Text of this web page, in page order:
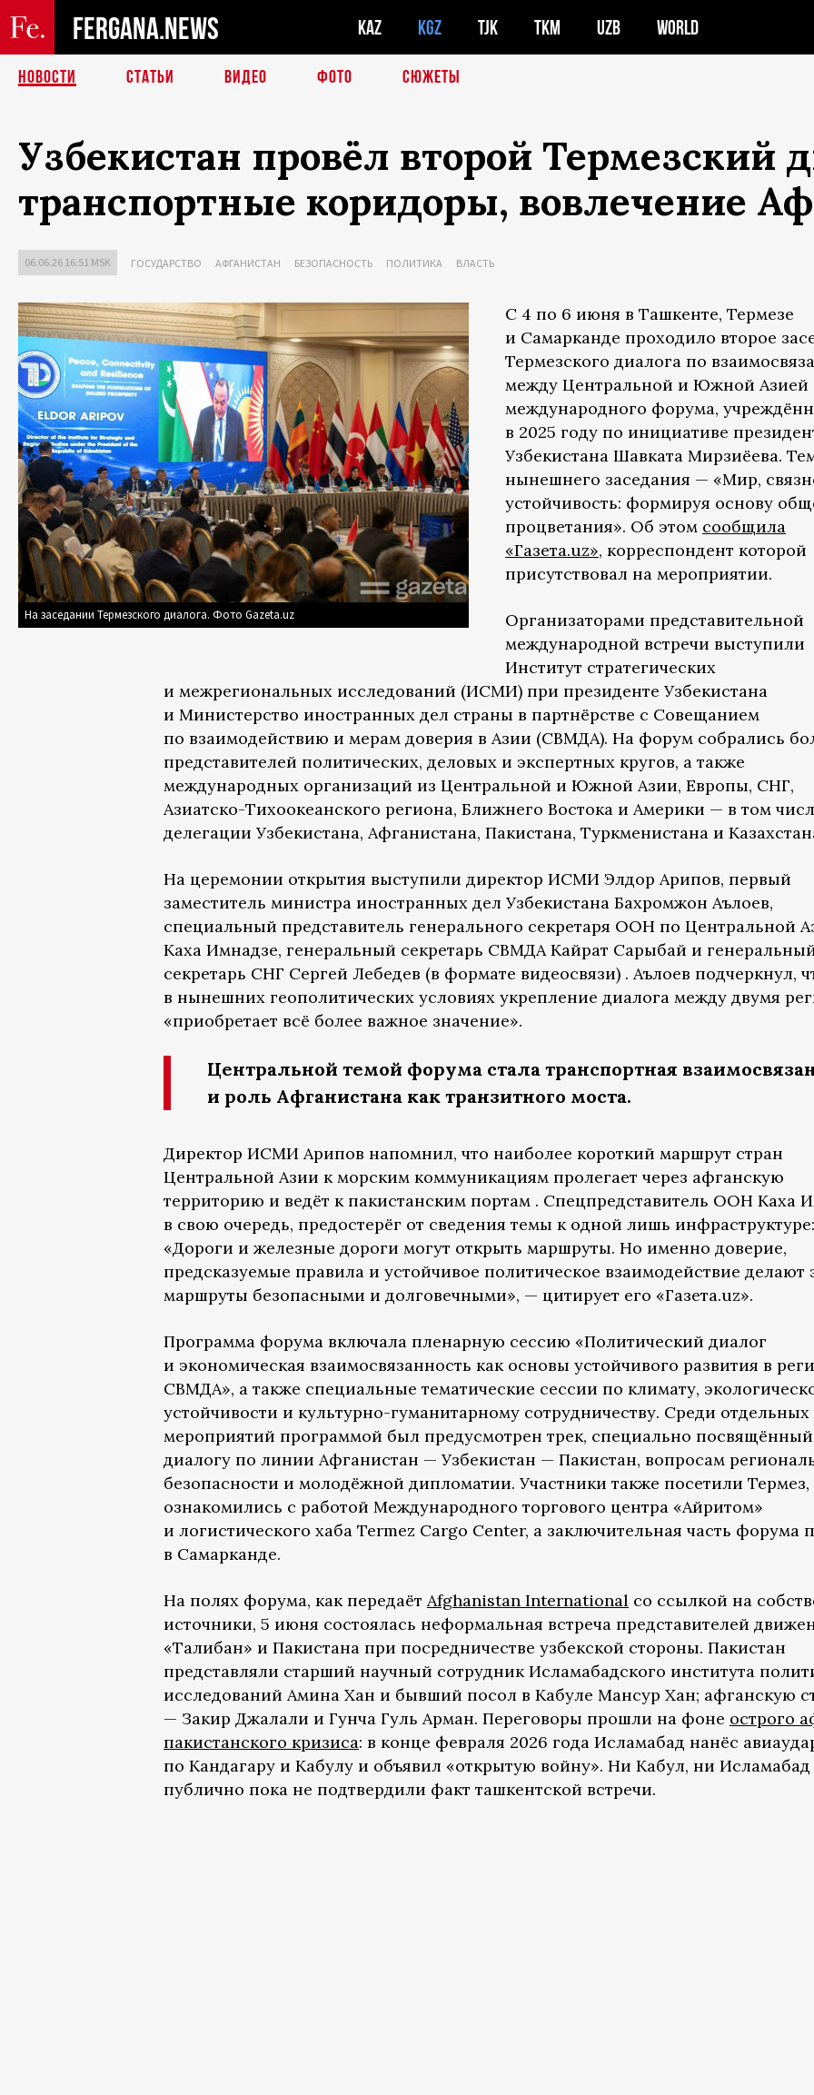
FERGANA.NEWS KAZ KGZ TJK TKM UZB WORLD
НОВОСТИ СТАТЬИ ВИДЕО ФОТО СЮЖЕТЫ
Узбекистан провёл второй Термезский
транспортные коридоры, вовлечение
06.06.26 16:51 MSK ГОСУДАРСТВО АФГАНИСТАН БЕЗОПАСНОСТЬ ПОЛИТИКА ВЛАСТЬ
На заседании Термезского диалога. Фото Gazeta.uz
С 4 по 6 июня в Ташкенте, Термезе
и Самарканде проходило второе
Термезского диалога по
между Центральной и Южной Азией
международного форума,
в 2025 году по инициативе
Узбекистана Шавката Мирзиёева.
нынешнего заседания — «Мир,
устойчивость: формируя основу
процветания». Об этом сообщила
«Газета.uz», корреспондент которой
присутствовал на мероприятии.
Организаторами представительной
международной встречи выступили
Институт стратегических
и межрегиональных исследований (ИСМИ) при президенте Узбекистана
и Министерство иностранных дел страны в партнёрстве с Совещанием
по взаимодействию и мерам доверия в Азии (СВМДА). На форум собрались
представителей политических, деловых и экспертных кругов, а также
международных организаций из Центральной и Южной Азии, Европы, СНГ,
Азиатско-Тихоокеанского региона, Ближнего Востока и Америки — в том
делегации Узбекистана, Афганистана, Пакистана, Туркменистана и
На церемонии открытия выступили директор ИСМИ Элдор Арипов, первый
заместитель министра иностранных дел Узбекистана Бахромжон Аълоев,
специальный представитель генерального секретаря ООН по Центральной
Каха Имнадзе, генеральный секретарь СВМДА Кайрат Сарыбай и
секретарь СНГ Сергей Лебедев (в формате видеосвязи) . Аълоев подчеркнул,
в нынешних геополитических условиях укрепление диалога между двумя
«приобретает всё более важное значение».
Центральной темой форума стала транспортная
и роль Афганистана как транзитного моста.
Директор ИСМИ Арипов напомнил, что наиболее короткий маршрут стран
Центральной Азии к морским коммуникациям пролегает через афганскую
территорию и ведёт к пакистанским портам . Спецпредставитель ООН Каха
в свою очередь, предостерёг от сведения темы к одной лишь инфраструктуре:
«Дороги и железные дороги могут открыть маршруты. Но именно доверие,
предсказуемые правила и устойчивое политическое взаимодействие делают
маршруты безопасными и долговечными», — цитирует его «Газета.uz».
Программа форума включала пленарную сессию «Политический диалог
и экономическая взаимосвязанность как основы устойчивого развития в
СВМДА», а также специальные тематические сессии по климату,
устойчивости и культурно-гуманитарному сотрудничеству. Среди отдельных
мероприятий программой был предусмотрен трек, специально посвящённый
диалогу по линии Афганистан — Узбекистан — Пакистан, вопросам
безопасности и молодёжной дипломатии. Участники также посетили Термез,
ознакомились с работой Международного торгового центра «Айритом»
и логистического хаба Termez Cargo Center, а заключительная часть форума
в Самарканде.
На полях форума, как передаёт Afghanistan International со ссылкой на
источники, 5 июня состоялась неформальная встреча представителей
«Талибан» и Пакистана при посредничестве узбекской стороны. Пакистан
представляли старший научный сотрудник Исламабадского института
исследований Амина Хан и бывший посол в Кабуле Мансур Хан; афганскую
— Закир Джалали и Гунча Гуль Арман. Переговоры прошли на фоне острого
пакистанского кризиса: в конце февраля 2026 года Исламабад нанёс
по Кандагару и Кабулу и объявил «открытую войну». Ни Кабул, ни Исламабад
публично пока не подтвердили факт ташкентской встречи.